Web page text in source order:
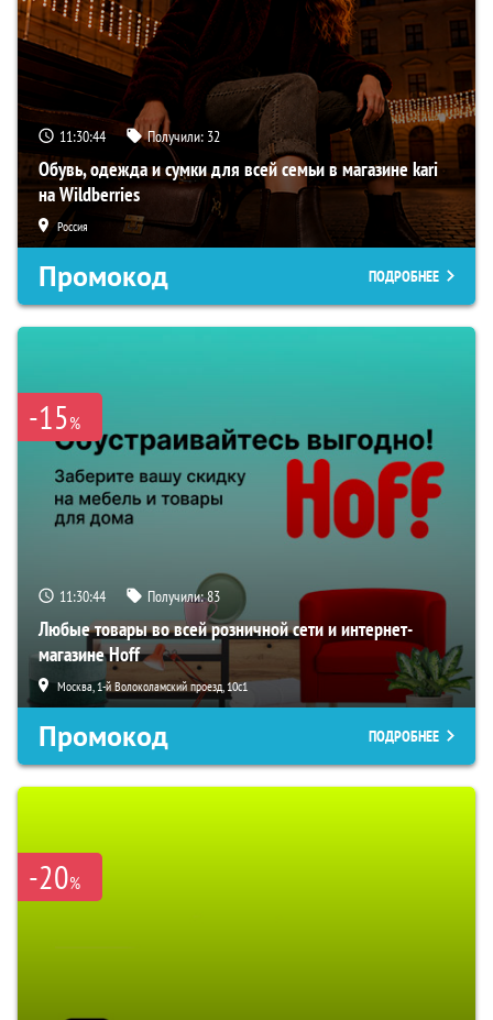
11:30:42 Получили: 32
Обувь, одежда и сумки для всей семьи в магазине kari
на Wildberries
Россия
Промокод ПОДРОБНЕЕ
-15%
11:30:42 Получили:83
Любые товары во всей розничной сети и интернет-
магазине Hoff
Москва, 1-й Волоколамский проезд, 10с1
Промокод ПОДРОБНЕЕ
-20%